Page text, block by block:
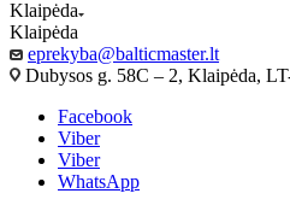
Klaipėda
Klaipėda
eprekyba@balticmaster.lt
Dubysos g. 58C – 2, Klaipėda,
Facebook
Viber
Viber
WhatsApp